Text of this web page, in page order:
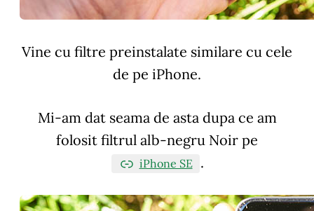
Vine cu filtre preinstalate similare cu cele
de pe iPhone.
Mi-am dat seama de asta dupa ce am
folosit filtrul alb-negru Noir pe
iPhone SE .